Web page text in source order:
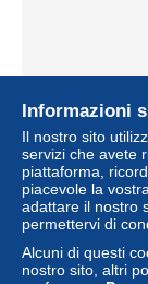
Revue: La
TOURISME)
Stato
Informazioni
Il nostro sito
servizi che avete
piattaforma,
piacevole la
adattare il nostro
permettervi di
Alcuni di questi
nostro sito, altri